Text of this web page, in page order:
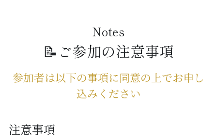
Notes
📝ご参加の注意事項
参加者は以下の事項に同意の上でお申し
込みください
注意事項